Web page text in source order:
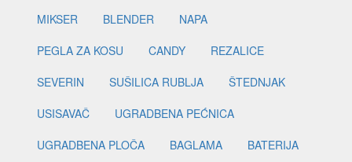
MIKSER
BLENDER
NAPA
PEGLA ZA KOSU
CANDY
REZALICE
SEVERIN
SUŠILICA RUBLJA
ŠTEDNJAK
USISAVAČ
UGRADBENA PEĆNICA
UGRADBENA PLOČA
BAGLAMA
BATERIJA